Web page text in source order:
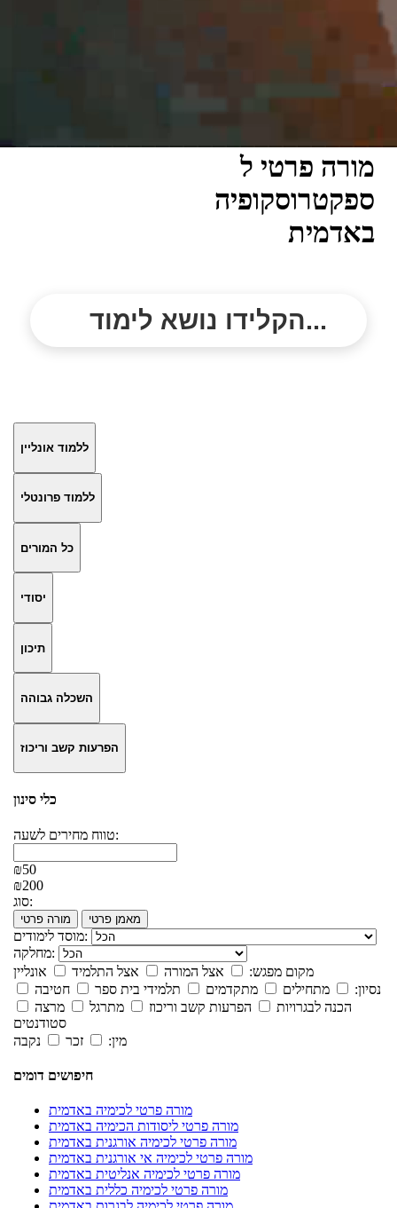
מורה פרטי ל
ספקטרוסקופיה
באדמית
הקלידו נושא לימוד...
ללמוד אונליין
ללמוד פרונטלי
כל המורים
יסודי
תיכון
השכלה גבוהה
הפרעות קשב וריכוז
כלי סינון
טווח מחירים לשעה:
₪50
₪200
סוג:
מורה פרטי מאמן פרטי
מוסד לימודים:
מחלקה:
מקום מפגש:
אצל המורה אצל התלמיד
אונליין
נסיון:
מתחילים מתקדמים תלמידי בית ספר
חטיבה
הכנה לבגרויות
הפרעות קשב וריכוז מתרגל
מרצה
סטודנטים
מין:
זכר נקבה
חיפושים דומים
מורה פרטי לכימיה באדמית
מורה פרטי ליסודות הכימיה באדמית
מורה פרטי לכימיה אורגנית באדמית
מורה פרטי לכימיה אי אורגנית באדמית
מורה פרטי לכימיה אנליטית באדמית
מורה פרטי לכימיה כללית באדמית